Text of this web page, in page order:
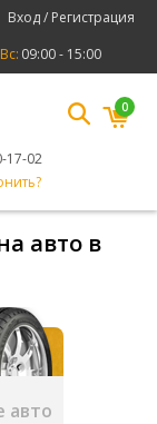
Вход / Регистрация
Вс: 09:00 - 15:00
17-02
0
авто в
авто